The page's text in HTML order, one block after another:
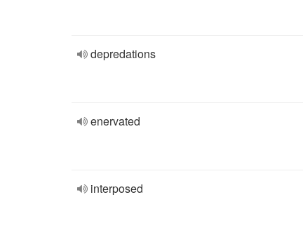
depredations
enervated
interposed